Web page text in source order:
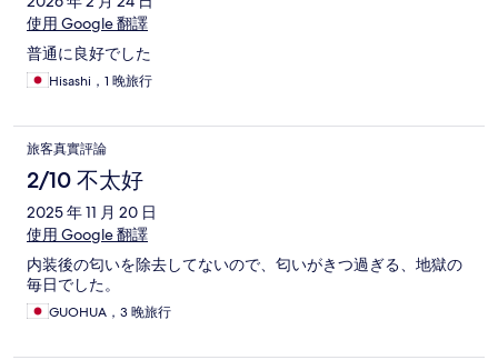
使用 Google 翻譯
普通に良好でした
Hisashi，1 晚旅行
旅客真實評論
2/10 不太好
2025 年 11 月 20 日
使用 Google 翻譯
内装後の匂いを除去してないので、匂いがきつ過ぎる、地獄の
毎日でした。
GUOHUA，3 晚旅行